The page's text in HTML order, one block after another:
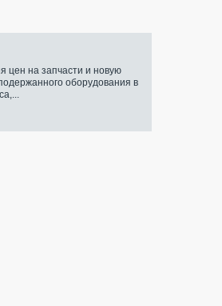
цен на запчасти и новую
оборудования в